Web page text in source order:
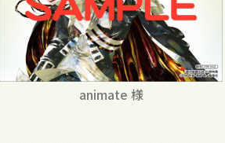
animate 様